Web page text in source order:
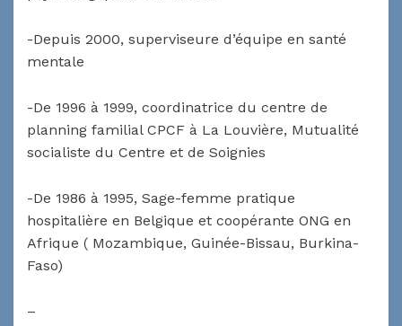
-Depuis 2000, superviseure d’équipe en santé
mentale
-De 1996 à 1999, coordinatrice du centre de
planning familial CPCF à La Louvière, Mutualité
socialiste du Centre et de Soignies
-De 1986 à 1995, Sage-femme pratique
hospitalière en Belgique et coopérante ONG en
Afrique ( Mozambique, Guinée-Bissau, Burkina-
Faso)
–